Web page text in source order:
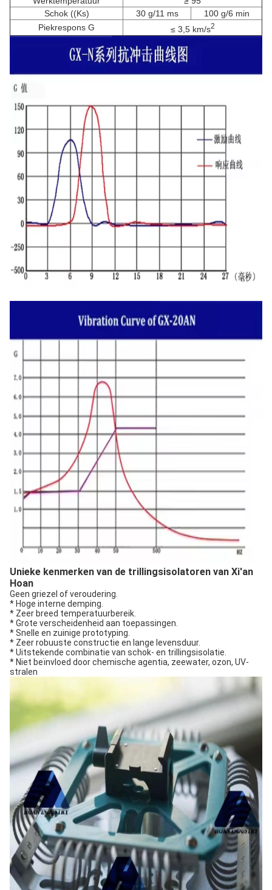
Schok ((Ks)
30 g/11 ms
100 g/6 min
Piekrespons G
≤ 3,5 km/s2
Unieke kenmerken van de trillingsisolatoren van Xi'an
Hoan
Geen griezel of veroudering.
* Hoge interne demping.
* Zeer breed temperatuurbereik.
* Grote verscheidenheid aan toepassingen.
* Snelle en zuinige prototyping.
* Zeer robuuste constructie en lange levensduur.
* Uitstekende combinatie van schok- en trillingsisolatie.
* Niet beïnvloed door chemische agentia, zeewater, ozon, UV-
stralen